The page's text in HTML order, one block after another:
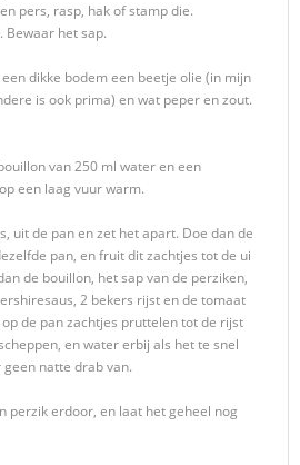
pers, rasp, hak of stamp die.
Bewaar het sap.
dikke bodem een beetje olie (in mijn
is ook prima) en wat peper en zout.
van 250 ml water en een
een laag vuur warm.
uit de pan en zet het apart. Doe dan de
pan, en fruit dit zachtjes tot de ui
de bouillon, het sap van de perziken,
2 bekers rijst en de tomaat
de pan zachtjes pruttelen tot de rijst
en water erbij als het te snel
natte drab van.
perzik erdoor, en laat het geheel nog